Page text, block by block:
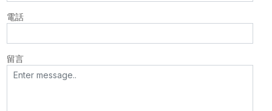
電話
留言